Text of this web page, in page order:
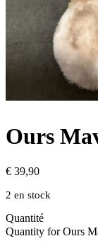
Ours
€ 39,90
2 en stock
Quantité
Quantity for Ours